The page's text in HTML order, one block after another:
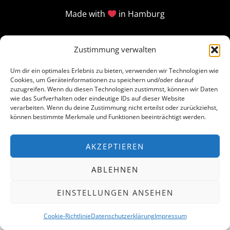
Zustimmung verwalten
Um dir ein optimales Erlebnis zu bieten, verwenden wir Technologien wie
Cookies, um Geräteinformationen zu speichern und/oder darauf
zuzugreifen. Wenn du diesen Technologien zustimmst, können wir Daten
wie das Surfverhalten oder eindeutige IDs auf dieser Website
verarbeiten. Wenn du deine Zustimmung nicht erteilst oder zurückziehst,
können bestimmte Merkmale und Funktionen beeinträchtigt werden.
AKZEPTIEREN
ABLEHNEN
EINSTELLUNGEN ANSEHEN
Cookie-RichtlinieDatenschutzerklärungImpressum
Made with in Hamburg